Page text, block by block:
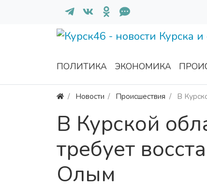
ПОЛИТИКА ЭКОНОМИКА
Новости Происшествия В
В Курской
требует
Олым